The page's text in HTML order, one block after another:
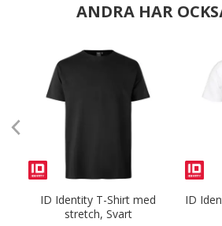
ANDRA HAR
ID Identity T-Shirt med
stretch, Svart
ID